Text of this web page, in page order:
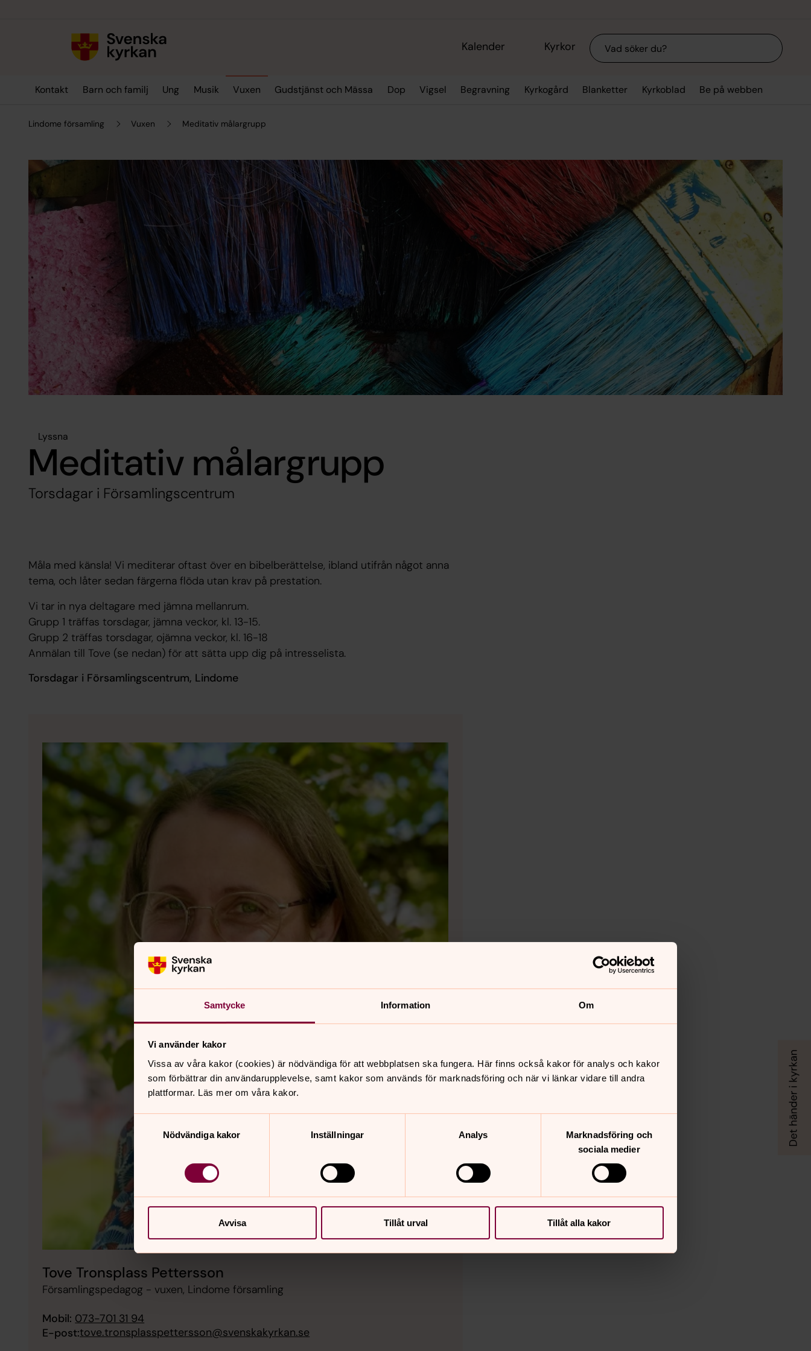
Samtycke Information Om
Vi använder kakor
Vissa av våra kakor (cookies) är nödvändiga för att webbplatsen ska fungera. Här finns också kakor för analys och kakor
som förbättrar din användarupplevelse, samt kakor som används för marknadsföring och när vi länkar vidare till andra
plattformar. Läs mer om våra kakor.
Nödvändiga kakor
Inställningar Analys
Marknadsföring och
sociala medier
Avvisa Tillåt urval Tillåt alla kakor
Kalender Kyrkor Sök
Kontakt Barn och familj Ung Musik Vuxen Gudstjänst och Mässa Dop Vigsel Begravning Kyrkogård Blanketter Kyrkoblad Be på webben
Lindome församling Vuxen Meditativ målargrupp
Lyssna
Meditativ målargrupp
Torsdagar i Församlingscentrum
Måla med känsla! Vi mediterar oftast över en bibelberättelse, ibland utifrån något anna
tema, och låter sedan färgerna flöda utan krav på prestation.
Vi tar in nya deltagare med jämna mellanrum.
Grupp 1 träffas torsdagar, jämna veckor, kl. 13-15.
Grupp 2 träffas torsdagar, ojämna veckor, kl. 16-18
Anmälan till Tove (se nedan) för att sätta upp dig på intresselista.
Torsdagar i Församlingscentrum, Lindome
Tove Tronsplass Pettersson
Församlingspedagog - vuxen, Lindome församling
Mobil: 073-701 31 94
E-post:tove.tronsplasspettersson@svenskakyrkan.se